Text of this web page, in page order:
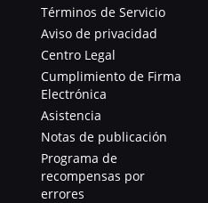
Términos de Servicio
Aviso de privacidad
Centro Legal
Cumplimiento de Firma
Electrónica
Asistencia
Notas de publicación
Programa de
recompensas por
errores